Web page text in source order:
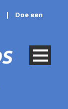
|
Doe een